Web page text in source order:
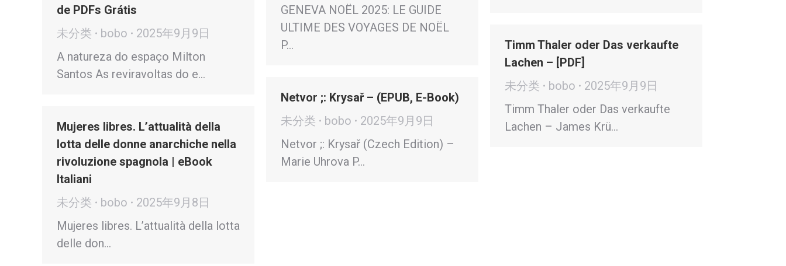
GENEVA NOËL 2025: LE GUIDE
ULTIME DES VOYAGES DE NOËL
P…
de PDFs Grátis
未分类
bobo
2025年9月9日
A natureza do espaço Milton
Santos As reviravoltas do e…
Timm Thaler oder Das verkaufte
Lachen – [PDF]
未分类
bobo
2025年9月9日
Timm Thaler oder Das verkaufte
Lachen – James Krü…
Netvor ;: Krysař – (EPUB, E-Book)
未分类
bobo
2025年9月9日
Netvor ;: Krysař (Czech Edition) –
Marie Uhrova P…
Mujeres libres. L’attualità della
lotta delle donne anarchiche nella
rivoluzione spagnola | eBook
Italiani
未分类
bobo
2025年9月8日
Mujeres libres. L’attualità della lotta
delle don…